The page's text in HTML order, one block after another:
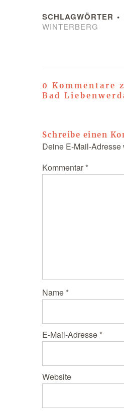
SCHLAGWÖRTER
WINTERBERG
0 Kommentare
Bad
Schreibe einen
Deine E-Mail-
Kommentar *
Name *
E-Mail-Adresse *
Website